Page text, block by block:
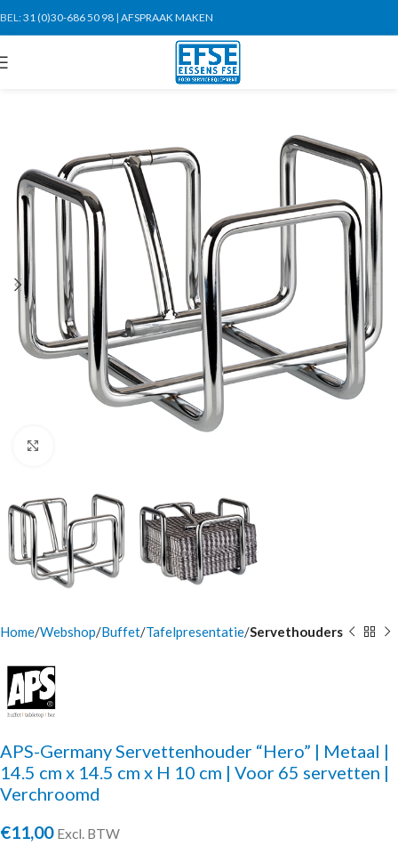
BEL:31 (0)30-686 50 98 | AFSPRAAK MAKEN
Home Webshop Buffet Tafelpresentatie Servethouders
APS-Germany Servettenhouder “Hero” | Metaal |
14.5 cm x 14.5 cm x H 10 cm | Voor 65 servetten |
Verchroomd
€11,00 Excl. BTW